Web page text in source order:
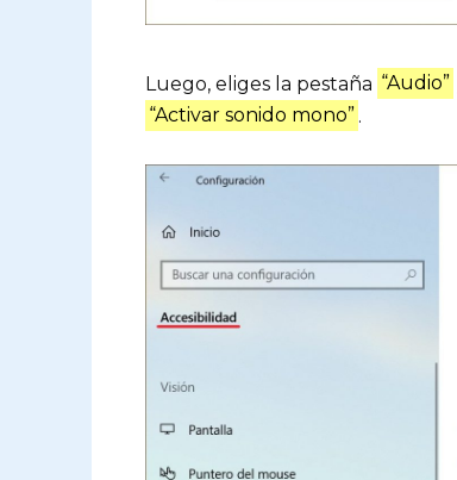
Luego, eliges la pestaña “Audio”
“Activar sonido mono” .